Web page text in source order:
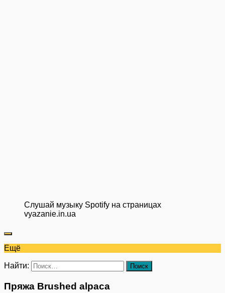
Слушай музыку Spotify на страницах
vyazanie.in.ua
Ещё
Найти:
Пряжа Brushed alpaca